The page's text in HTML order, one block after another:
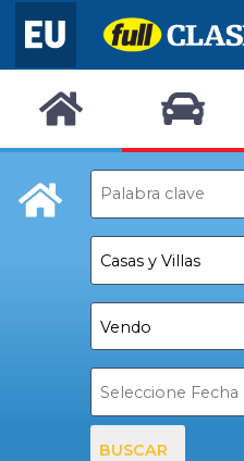
BUSCAR